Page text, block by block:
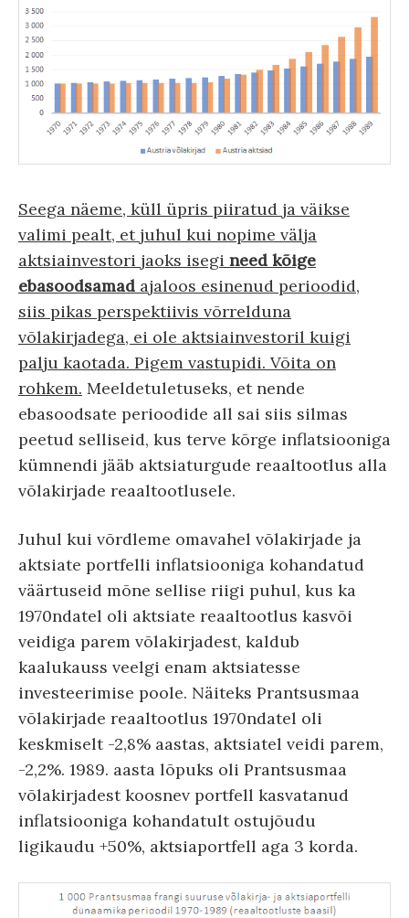
Seega näeme, küll üpris piiratud ja väikse
valimi pealt, et juhul kui nopime välja
aktsiainvestori jaoks isegi need kõige
ebasoodsamad ajaloos esinenud perioodid,
siis pikas perspektiivis võrrelduna
võlakirjadega, ei ole aktsiainvestoril kuigi
palju kaotada. Pigem vastupidi. Võita on
rohkem. Meeldetuletuseks, et nende
ebasoodsate perioodide all sai siis silmas
peetud selliseid, kus terve kõrge inflatsiooniga
kümnendi jääb aktsiaturgude reaaltootlus alla
võlakirjade reaaltootlusele.
Juhul kui võrdleme omavahel võlakirjade ja
aktsiate portfelli inflatsiooniga kohandatud
väärtuseid mõne sellise riigi puhul, kus ka
1970ndatel oli aktsiate reaaltootlus kasvõi
veidiga parem võlakirjadest, kaldub
kaalukauss veelgi enam aktsiatesse
investeerimise poole. Näiteks Prantsusmaa
võlakirjade reaaltootlus 1970ndatel oli
keskmiselt -2,8% aastas, aktsiatel veidi parem,
-2,2%. 1989. aasta lõpuks oli Prantsusmaa
võlakirjadest koosnev portfell kasvatanud
inflatsiooniga kohandatult ostujõudu
ligikaudu +50%, aktsiaportfell aga 3 korda.